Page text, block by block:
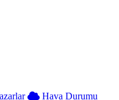
Hava Durumu